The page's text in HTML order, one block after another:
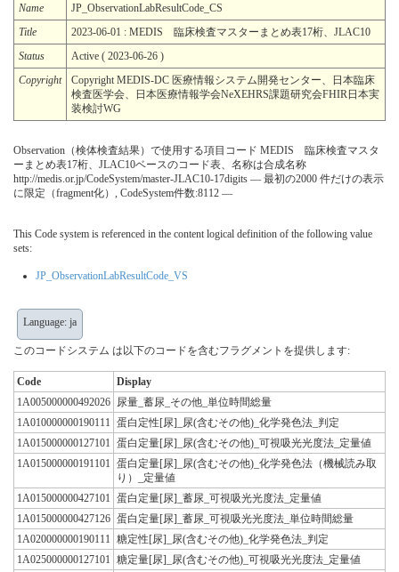
Name
JP_ObservationLabResultCode_CS
Title
2023-06-01 : MEDIS 臨床検査マスターまとめ表17桁、JLAC10
Status
Active ( 2023-06-26 )
Copyright
Copyright MEDIS-DC 医療情報システム開発センター、日本臨床
検査医学会、日本医療情報学会NeXEHRS課題研究会FHIR日本実
装検討WG
Observation（検体検査結果）で使用する項目コード MEDIS 臨床検査マスタ
ーまとめ表17桁、JLAC10ベースのコード表、名称は合成名称
http://medis.or.jp/CodeSystem/master-JLAC10-17digits — 最初の2000 件だけの表示
に限定（fragment化）, CodeSystem件数:8112 —
This Code system is referenced in the content logical definition of the following value
sets:
JP_ObservationLabResultCode_VS
Language: ja
このコードシステム は以下のコードを含むフラグメントを提供します:
Code
Display
1A005000000492026
尿量_蓄尿_その他_単位時間総量
1A010000000190111
蛋白定性[尿]_尿(含むその他)_化学発色法_判定
1A015000000127101
蛋白定量[尿]_尿(含むその他)_可視吸光光度法_定量値
1A015000000191101
蛋白定量[尿]_尿(含むその他)_化学発色法（機械読み取
り）_定量値
1A015000000427101
蛋白定量[尿]_蓄尿_可視吸光光度法_定量値
1A015000000427126 蛋白定量[尿]_蓄尿_可視吸光光度法_単位時間総量
1A020000000190111
糖定性[尿]_尿(含むその他)_化学発色法_判定
1A025000000127101
糖定量[尿]_尿(含むその他)_可視吸光光度法_定量値